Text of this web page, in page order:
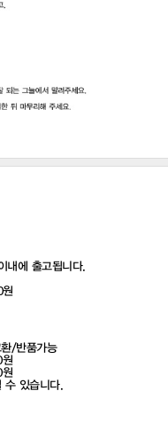
내에 출고됩니다.
원
/반품가능
있습니다.